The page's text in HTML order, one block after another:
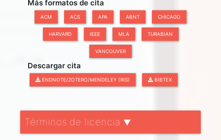
Más formatos de cita
ACM ACS APA ABNT CHICAGO
HARVARD IEEE MLA TURABIAN
VANCOUVER
Descargar cita
ENDNOTE/ZOTERO/MENDELEY (RIS) BIBTEX
Términos de licencia ▼